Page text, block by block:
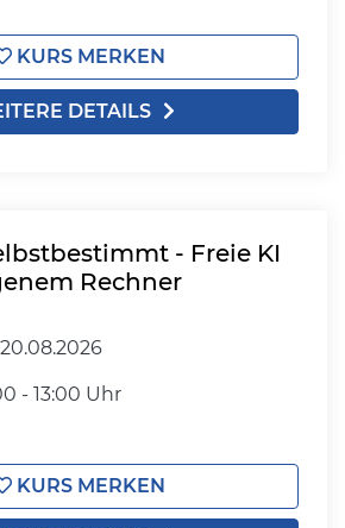
KURS MERKEN
DETAILS
- Freie KI
Rechner
20.08.2026
- 13:00 Uhr
KURS MERKEN